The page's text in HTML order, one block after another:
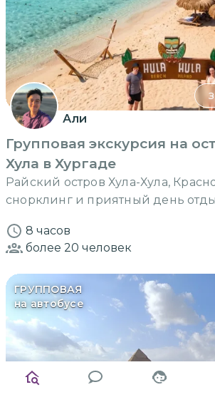
Али
Групповая экскурсия на
Хула в Хургаде
Райский остров Хула-Хула,
снорклинг и приятный день
8 часов
более 20 человек
ГРУППОВАЯ
на автобусе